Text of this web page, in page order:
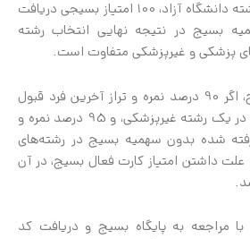
بسیج، داوطلب انتخاب رشته دانشگاه آزاد، 100 امتیاز بسیجی دریافت
بسیج در نتیجه نهایی انتخاب رشته
پزشکی و غیرپزشکی متفاوت است.
داوطلب عضو فعال بسیج، اگر 90 درصد نمره و تراز آخرین فرد قبول
شده بدون سهمیه بسیج در یک رشته غیرپزشکی، و 95 درصد نمره و
شده بدون سهمیه بسیج در رشته‌های
علت داشتن امتیاز کارت فعال بسیج، در آن
مراجعه به پایگاه بسیج و دریافت کد